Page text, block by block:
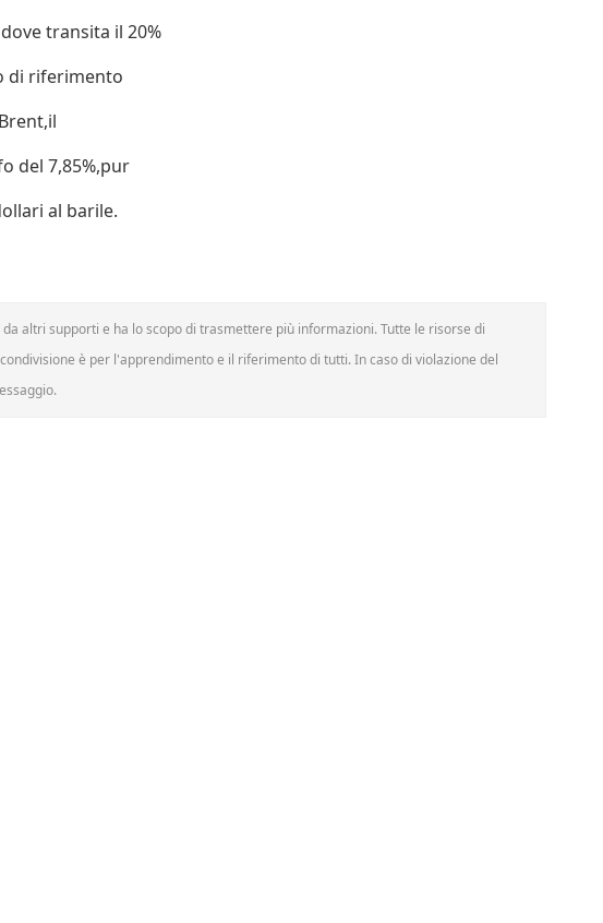
transita il 20%
di riferimento
del 7,85%,pur
al barile.
altri supporti e ha lo scopo di trasmettere più informazioni. Tutte le risorse di
è per l'apprendimento e il riferimento di tutti. In caso di violazione del